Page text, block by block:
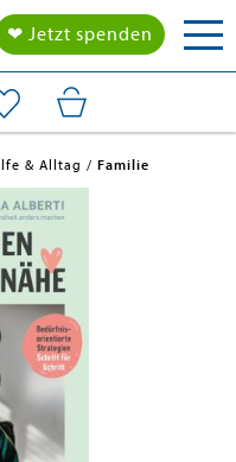
❤ Jetzt spenden
& Alltag Familie